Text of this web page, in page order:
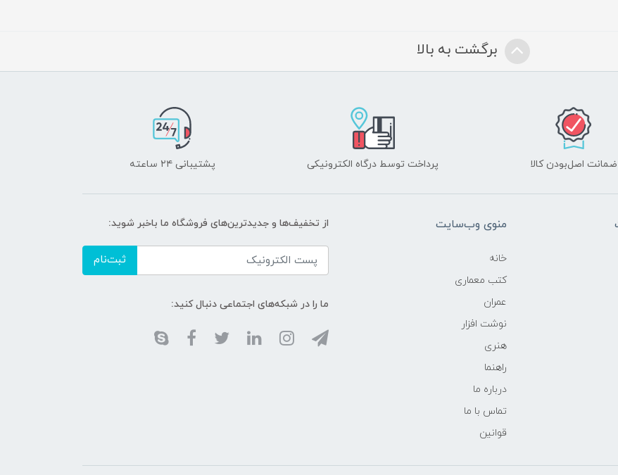
برگشت به بالا
ضمانت اصل‌بودن کالا پرداخت توسط درگاه الکترونیکی پشتیبانی ۲۴ ساعته
منوی وب‌سایت
خانه
کتب معماری
عمران
نوشت افزار
هنری
راهنما
درباره ما
تماس با ما
قوانین
از تخفیف‌ها و جدیدترین‌های فروشگاه ما باخبر شوید:
ثبت‌نام
ما را در شبکه‌های اجتماعی دنبال کنید: